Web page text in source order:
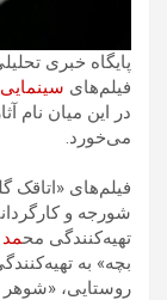
فیلم‌های سینمایی
در این میان نام
می‌خورد.
فیلم‌های «اتاقک
شورجه و
تهیه‌کنندگی محمد
بچه» به
روستایی،